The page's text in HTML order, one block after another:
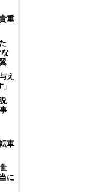
重
え
説
車
に